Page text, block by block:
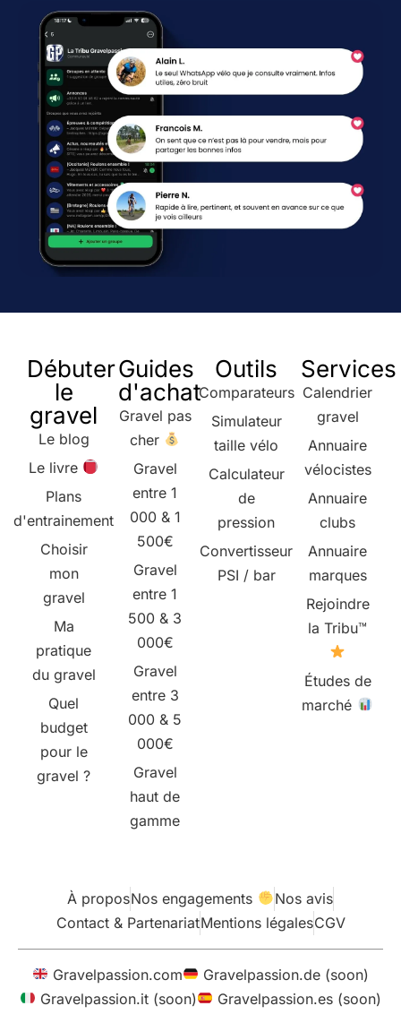
Débuter
le
gravel
Le blog
Le livre
Plans
d'entrainement
Choisir
mon
gravel
Ma
pratique
du gravel
Quel
budget
pour le
gravel ?
Guides
d'achat
Gravel pas
cher
Gravel
entre 1
000 & 1
500€
Gravel
entre 1
500 & 3
000€
Gravel
entre 3
000 & 5
000€
Gravel
haut de
gamme
Outils
Comparateurs
Simulateur
taille vélo
Calculateur
de
pression
Convertisseur
PSI / bar
Services
Calendrier
gravel
Annuaire
vélocistes
Annuaire
clubs
Annuaire
marques
Rejoindre
la Tribu™
Études de
marché
À proposNos engagements
Nos avis
Contact & PartenariatMentions légalesCGV
Gravelpassion.com
Gravelpassion.de (soon)
Gravelpassion.it (soon)
Gravelpassion.es (soon)